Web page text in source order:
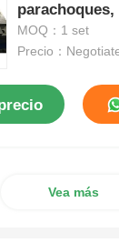
molde,
MOQ：1 set
Precio：
Vea más